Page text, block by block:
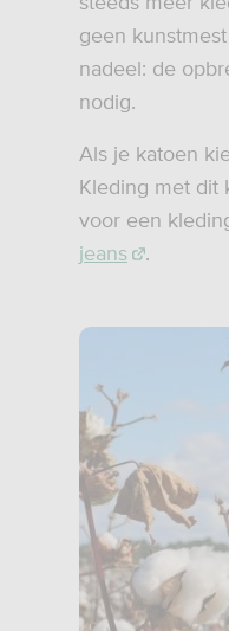
geen
nadeel: de
nodig.
Als je katoen
Kleding met dit
voor een
jeans
.